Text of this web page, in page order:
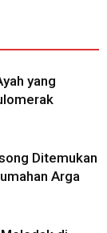
yang
Ditemukan
Arga